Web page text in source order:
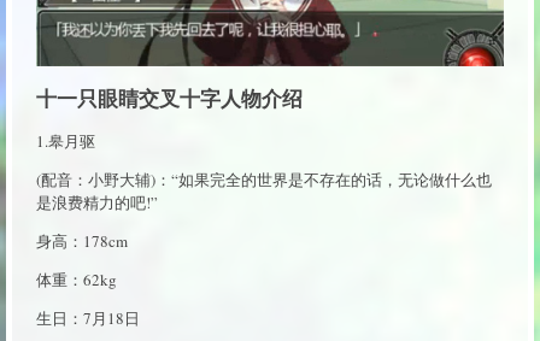
十一只眼睛交叉十字人物介绍
1.皋月驱
(配音：小野大辅)：“如果完全的世界是不存在的话，无论做什么也
是浪费精力的吧!”
身高：178cm
体重：62kg
生日：7月18日